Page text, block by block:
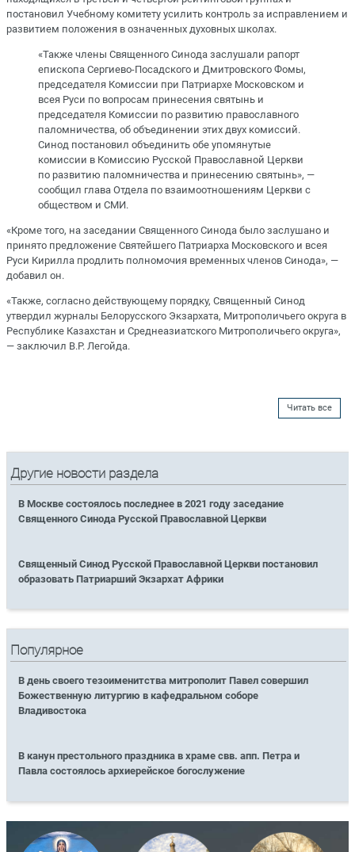
постановил Учебному комитету усилить контроль за исправлением и
развитием положения в означенных духовных школах.
«Также члены Священного Синода заслушали рапорт
епископа Сергиево-Посадского и Дмитровского Фомы,
председателя Комиссии при Патриархе Московском и
всея Руси по вопросам принесения святынь и
председателя Комиссии по развитию православного
паломничества, об объединении этих двух комиссий.
Синод постановил объединить обе упомянутые
комиссии в Комиссию Русской Православной Церкви
по развитию паломничества и принесению святынь», —
сообщил глава Отдела по взаимоотношениям Церкви с
обществом и СМИ.
«Кроме того, на заседании Священного Синода было заслушано и
принято предложение Святейшего Патриарха Московского и всея
Руси Кирилла продлить полномочия временных членов Синода», —
добавил он.
«Также, согласно действующему порядку, Священный Синод
утвердил журналы Белорусского Экзархата, Митрополичьего округа в
Республике Казахстан и Среднеазиатского Митрополичьего округа»,
— заключил В.Р. Легойда.
Читать все
Другие новости раздела
В Москве состоялось последнее в 2021 году заседание
Священного Синода Русской Православной Церкви
Священный Синод Русской Православной Церкви постановил
образовать Патриарший Экзархат Африки
Популярное
В день своего тезоименитства митрополит Павел совершил
Божественную литургию в кафедральном соборе
Владивостока
В канун престольного праздника в храме свв. апп. Петра и
Павла состоялось архиерейское богослужение